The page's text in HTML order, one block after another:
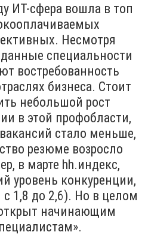
ИТ-сфера вошла в топ
Несмотря
данные специальности
востребованность
бизнеса. Стоит
небольшой рост
в этой профобласти,
стало меньше,
резюме возросло
в марте hh.индекс,
уровень конкуренции,
с 1,8 до 2,6). Но в целом
начинающим